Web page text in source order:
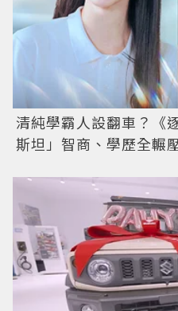
清純學霸人設翻車？《
斯坦」智商、學歷全輾